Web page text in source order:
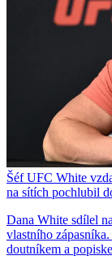
Šéf UFC White
na sítích pochlubil
Dana White sdílel
vlastního
doutníkem a